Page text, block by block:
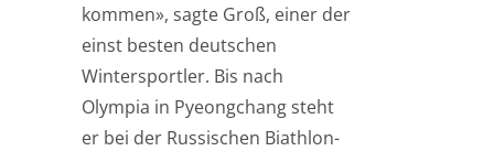
kommen», sagte Groß, einer der
einst besten deutschen
Wintersportler. Bis nach
Olympia in Pyeongchang steht
er bei der Russischen Biathlon-